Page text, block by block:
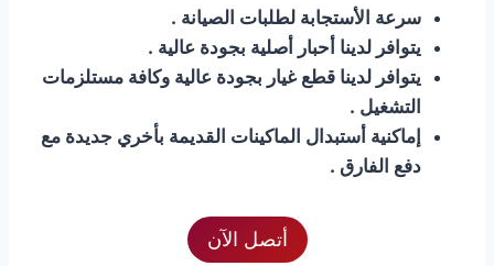
سرعة الأستجابة لطلبات الصيانة .
يتوافر لدينا أحبار أصلية بجودة عالية .
يتوافر لدينا قطع غيار بجودة عالية وكافة مستلزمات
التشغيل .
إماكنية أستبدال الماكينات القديمة بأخري جديدة مع
دفع الفارق .
أتصل الآن